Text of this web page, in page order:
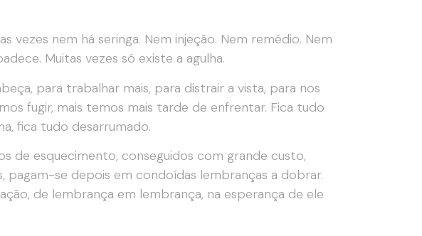
vezes nem há seringa. Nem injeção. Nem remédio. Nem
Muitas vezes só existe a agulha.
para trabalhar mais, para distrair a vista, para nos
fugir, mais temos mais tarde de enfrentar. Fica tudo
fica tudo desarrumado.
de esquecimento, conseguidos com grande custo,
se depois em condoídas lembranças a dobrar.
de lembrança em lembrança, na esperança de ele